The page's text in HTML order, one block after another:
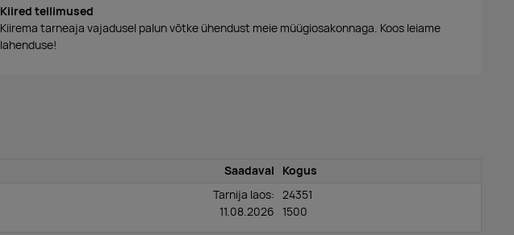
Kiired tellimused
Kiirema tarneaja vajadusel palun võtke ühendust meie müügiosakonnaga. Koos leiame
lahenduse!
Saadaval
Kogus
Tarnija laos:
11.08.2026
24351
1500